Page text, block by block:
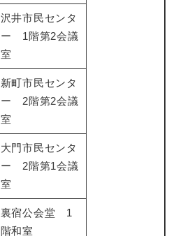
沢井市民センタ
ー 1階第2会議
室
新町市民センタ
ー 2階第2会議
室
大門市民センタ
ー 2階第1会議
室
裏宿公会堂 1
階和室